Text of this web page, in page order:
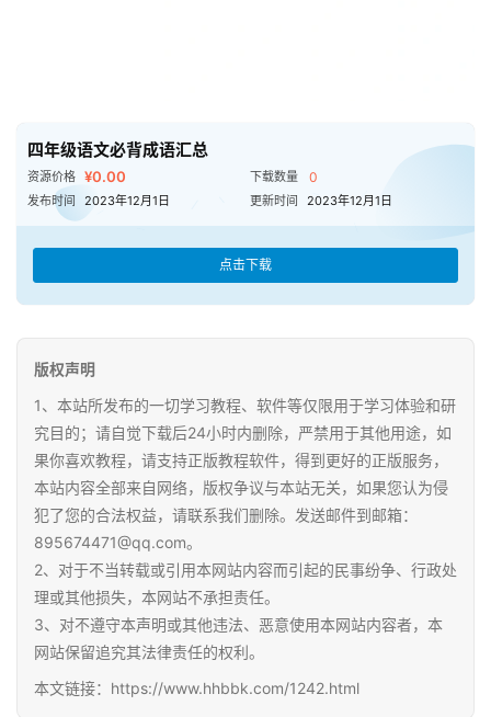
四年级语文必背成语汇总
资源价格 ¥0.00 下载数量 0
发布时间 2023年12月1日 更新时间 2023年12月1日
点击下载
版权声明
1、本站所发布的一切学习教程、软件等仅限用于学习体验和研
究目的；请自觉下载后24小时内删除，严禁用于其他用途，如
果你喜欢教程，请支持正版教程软件，得到更好的正版服务，
本站内容全部来自网络，版权争议与本站无关，如果您认为侵
犯了您的合法权益，请联系我们删除。发送邮件到邮箱：
895674471@qq.com。
2、对于不当转载或引用本网站内容而引起的民事纷争、行政处
理或其他损失，本网站不承担责任。
3、对不遵守本声明或其他违法、恶意使用本网站内容者，本
网站保留追究其法律责任的权利。
本文链接：https://www.hhbbk.com/1242.html